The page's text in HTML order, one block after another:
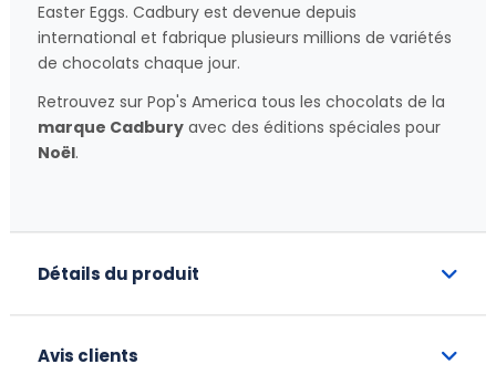
Easter Eggs. Cadbury est devenue depuis
international et fabrique plusieurs millions de variétés
de chocolats chaque jour.
Retrouvez sur Pop's America tous les chocolats de la
marque Cadbury avec des éditions spéciales pour
Noël.
Détails du produit
Avis clients